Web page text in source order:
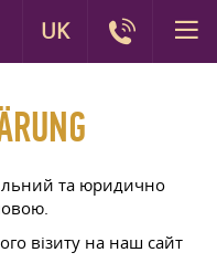
та юридично
візиту на наш сайт
UK